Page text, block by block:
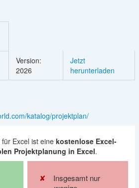
Version:
2026
Jetzt
herunterladen
katalog/projektplan/
Excel ist eine kostenlose Excel-
Projektplanung in Excel.
Insgesamt nur